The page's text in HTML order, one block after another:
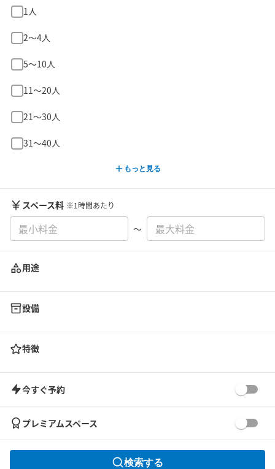
1人
2〜4人
5〜10人
11〜20人
21〜30人
31〜40人
もっと見る
スペース料 ※1時間あたり
〜
用途
設備
特徴
今すぐ予約
プレミアムスペース
検索する